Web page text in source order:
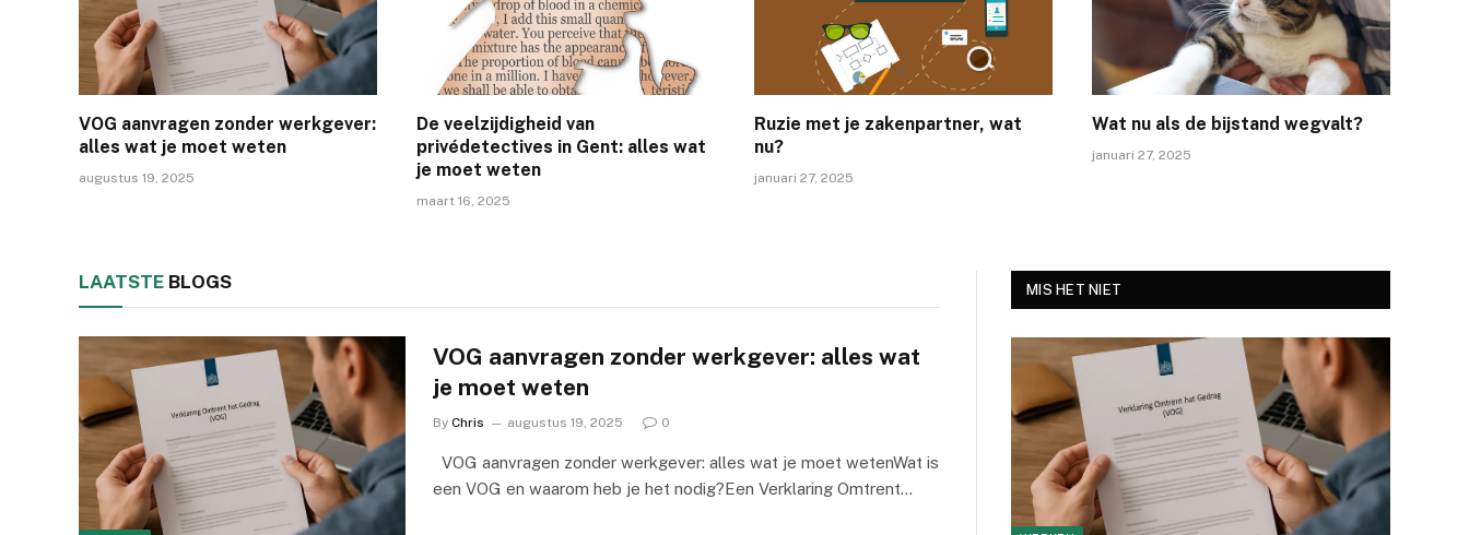
VOG aanvragen zonder werkgever:
alles wat je moet weten
augustus 19, 2025
De veelzijdigheid van
privédetectives in Gent: alles wat
je moet weten
maart 16, 2025
Ruzie met je zakenpartner, wat
nu?
januari 27, 2025
Wat nu als de bijstand wegvalt?
januari 27, 2025
LAATSTE BLOGS
VOG aanvragen zonder werkgever: alles wat
je moet weten
By Chris augustus 19, 2025 0
VOG aanvragen zonder werkgever: alles wat je moet wetenWat is
een VOG en waarom heb je het nodig?Een Verklaring Omtrent…
MIS HET NIET